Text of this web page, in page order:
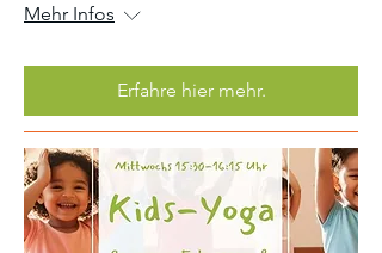
Mehr Infos
Erfahre hier mehr.